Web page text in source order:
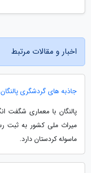
اخبار و مقالات مرتبط
جاذبه های گردشگری
پالنگان با معماری شگفت
میراث ملی کشور به
ماسوله کردستان دارد.